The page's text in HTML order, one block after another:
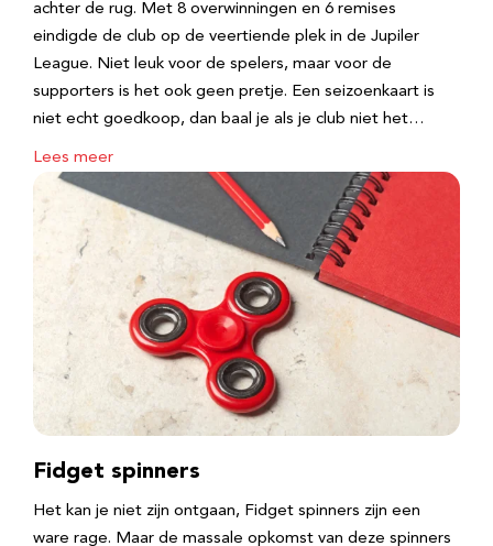
achter de rug. Met 8 overwinningen en 6 remises
eindigde de club op de veertiende plek in de Jupiler
League. Niet leuk voor de spelers, maar voor de
supporters is het ook geen pretje. Een seizoenkaart is
niet echt goedkoop, dan baal je als je club niet het…
Lees meer
Fidget spinners
Het kan je niet zijn ontgaan, Fidget spinners zijn een
ware rage. Maar de massale opkomst van deze spinners